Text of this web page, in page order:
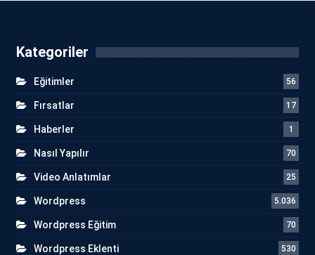
Kategoriler
Eğitimler 56
Fırsatlar 17
Haberler 1
Nasıl Yapılır 70
Video Anlatımlar 25
Wordpress 5.036
Wordpress Eğitim 70
Wordpress Eklenti 530